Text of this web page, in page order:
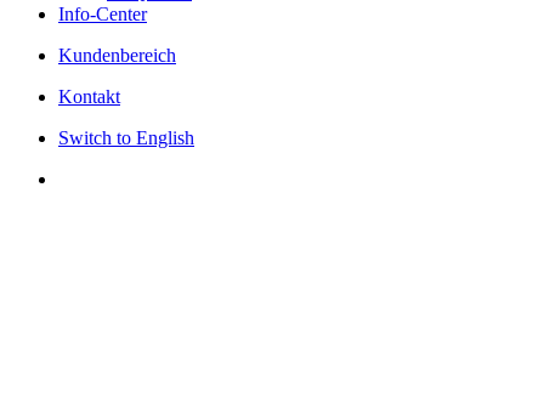
Info-Center
Kundenbereich
Kontakt
Switch to English